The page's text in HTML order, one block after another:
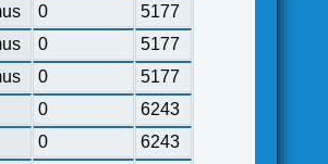
0
5177
0
5177
0
5177
0
6243
0 6243